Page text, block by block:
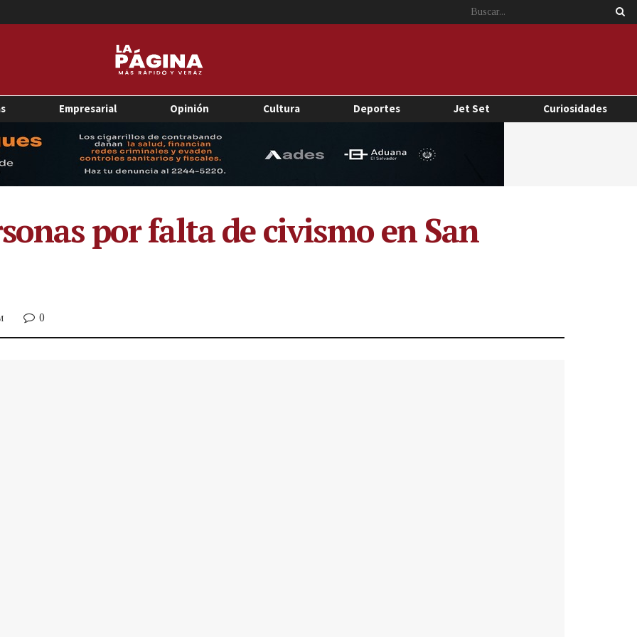
Empresarial Opinión Cultura Deportes Jet Set Curiosidades
por falta de civismo en San
0